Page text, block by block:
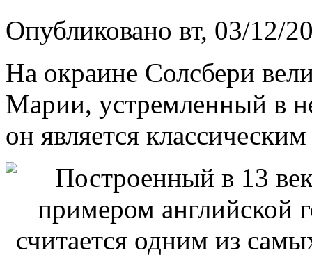
Опубликовано вт, 03/12/
На окраине Солсбери
Марии, устремленный в
он является